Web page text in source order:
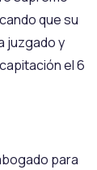
que su
juzgado y
el 6
para